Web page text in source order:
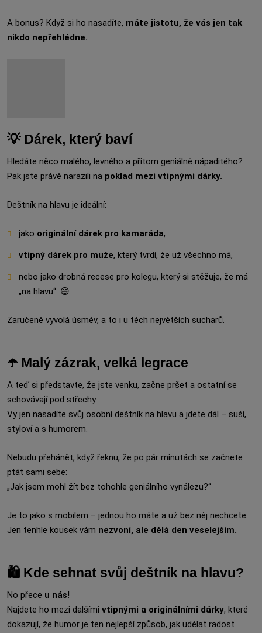
A bonus? Když si ho nasadíte, máte jistotu, že vás jen tak
nikdo nepřehlédne.
💡 Dárek, který baví
Hledáte něco malého, levného a přitom geniálně nápaditého?
Pak jste právě narazili na poklad mezi vtipnými dárky.
Deštník na hlavu je ideální:
jako originální dárek pro kamaráda,
vtipný dárek pro muže, který tvrdí, že už všechno má,
nebo jako drobná recese pro kolegu, který si stěžuje, že má
„na hlavu“. 😄
Zaručeně vyvolá úsměv, a to i u těch největších sucharů.
☂️ Malý zázrak, velká legrace
A teď si představte, že jste venku, začne pršet a ostatní se
schovávají pod střechy.
Vy jen nasadíte svůj osobní deštník na hlavu a jdete dál – suší,
styloví a s humorem.
Nebudu přehánět, když řeknu, že po pár minutách se začnete
ptát sami sebe:
„Jak jsem mohl žít bez tohohle geniálního vynálezu?“
Je to jako s mobilem – jednou ho máte a už bez něj nechcete.
Jen tenhle kousek vám nezvoní, ale dělá den veselejším.
🛍️ Kde sehnat svůj deštník na hlavu?
No přece u nás!
Najdete ho mezi dalšími vtipnými a originálními dárky, které
dokazují, že humor je ten nejlepší způsob, jak udělat radost